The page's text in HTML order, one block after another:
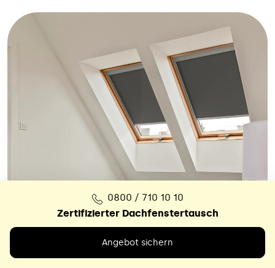
0800 / 710 10 10
Zertifizierter Dachfenstertausch
Angebot sichern